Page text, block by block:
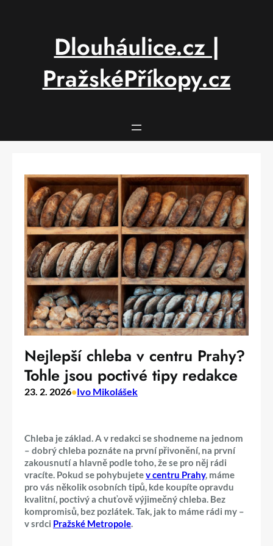
Dlouháulice.cz |
PražskéPříkopy.cz
Nejlepší chleba v centru Prahy?
Tohle jsou poctivé tipy redakce
23. 2. 2026•Ivo Mikolášek
Chleba je základ. A v redakci se shodneme na jednom
– dobrý chleba poznáte na první přivonění, na první
zakousnutí a hlavně podle toho, že se pro něj rádi
vracíte. Pokud se pohybujetev centru Prahy, máme
pro vás několik osobních tipů, kde koupíte opravdu
kvalitní, poctivý a chuťově výjimečný chleba. Bez
kompromisů, bez pozlátek. Tak, jak to máme rádi my –
v srdci Pražské Metropole.